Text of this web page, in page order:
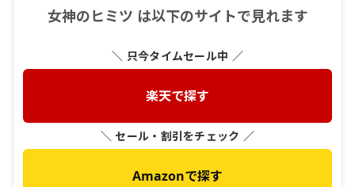
女神のヒミツ は以下のサイトで見れます
＼ 只今タイムセール中 ／
楽天で探す
＼ セール・割引をチェック ／
Amazonで探す